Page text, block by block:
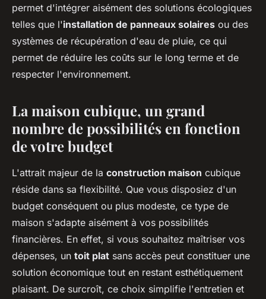
permet d'intégrer aisément des solutions écologiques
telles que l'installation de panneaux solaires ou des
systèmes de récupération d'eau de pluie, ce qui
permet de réduire les coûts sur le long terme et de
respecter l'environnement.
La maison cubique, un grand
nombre de possibilités en fonction
de votre budget
L'attrait majeur de la construction maison cubique
réside dans sa flexibilité. Que vous disposiez d'un
budget conséquent ou plus modeste, ce type de
maison s'adapte aisément à vos possibilités
financières. En effet, si vous souhaitez maîtriser vos
dépenses, un toit plat sans accès peut constituer une
solution économique tout en restant esthétiquement
plaisant. De surcroît, ce choix simplifie l'entretien et